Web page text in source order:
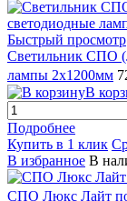
Быстрый просмотр
Светильник СПО
лампы 2х1200мм
В
Подробнее
Купить в 1 клик
В избранное В
СПО Люкс Лайт